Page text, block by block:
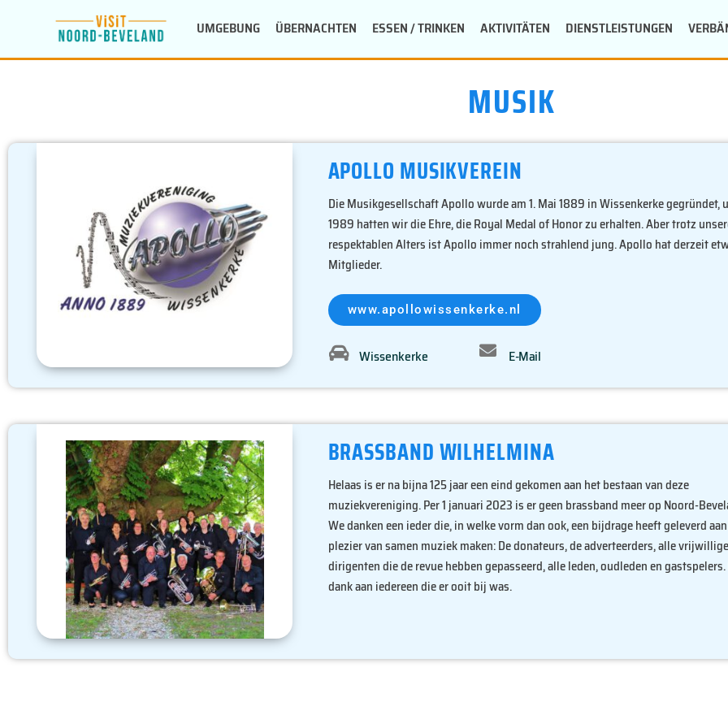
UMGEBUNG ÜBERNACHTEN ESSEN / TRINKEN AKTIVITÄTEN DIENSTLEISTUNGEN
MUSIK
APOLLO MUSIKVEREIN
Die Musikgesellschaft Apollo wurde am 1. Mai 1889 in Wissenkerke gegründet,
1989 hatten wir die Ehre, die Royal Medal of Honor zu erhalten. Aber trotz
respektablen Alters ist Apollo immer noch strahlend jung. Apollo hat derzeit
Mitglieder.
www.apollowissenkerke.nl
Wissenkerke E-Mail
BRASSBAND WILHELMINA
Helaas is er na bijna 125 jaar een eind gekomen aan het bestaan van deze
muziekvereniging. Per 1 januari 2023 is er geen brassband meer op Noord-
We danken een ieder die, in welke vorm dan ook, een bijdrage heeft geleverd
plezier van samen muziek maken: De donateurs, de adverteerders, alle
dirigenten die de revue hebben gepasseerd, alle leden, oudleden en
dank aan iedereen die er ooit bij was.